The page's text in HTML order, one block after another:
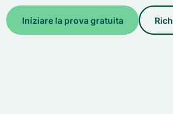
Iniziare la prova gratuita